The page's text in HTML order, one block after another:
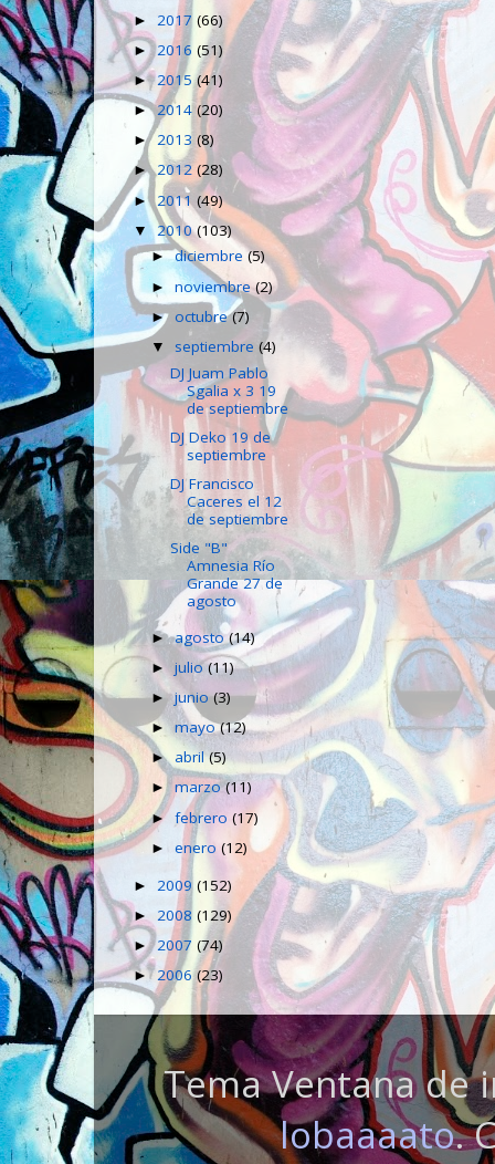
► 2017 (66)
► 2016 (51)
►2015(41)
►2014 (20)
► 2013 (8)
►2012(28)
►2011 (49)
▼ 2010(103)
►diciembre(5)
►noviembre(2)
►octubre(7)
▼ septiembre(4)
DJ Juam Pablo
Sgalia x 3 19
de septiembre
DJ Deko 19 de
septiembre
DJ Francisco
Caceres el 12
de septiembre
Side "B"
Amnesia Río
Grande 27 de
agosto
►agosto(14)
►julio(11)
►junio(3)
►mayo(12)
► abril(5)
►marzo(11)
►febrero(17)
►enero(12)
► 2009 (152)
► 2008 (129)
►2007 (74)
►2006(23)
Tema Ventana de
lobaaaato.